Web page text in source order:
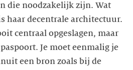
die noodzakelijk zijn. Wat
haar decentrale architectuur.
centraal opgeslagen, maar
Je moet eenmalig je
een bron zoals bij de